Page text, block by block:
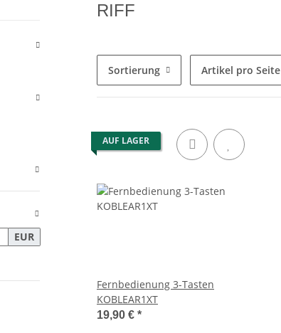
RIFF
Sortierung Artikel pro Seite
AUF LAGER
Fernbedienung 3-Tasten
KOBLEAR1XT
19,90 € *
EUR